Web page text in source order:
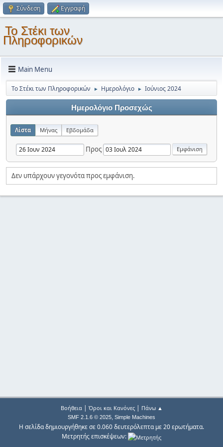
Σύνδεση Εγγραφή
Το Στέκι των
Πληροφορικών
Main Menu
Το Στέκι των Πληροφορικών ► Ημερολόγιο ► Ιούνιος 2024
Ημερολόγιο Προσεχώς
Λίστα Μήνας Εβδομάδα
Προς
Δεν υπάρχουν γεγονότα προς εμφάνιση.
Βοήθεια| Όροι και Κανόνες| Πάνω ▲
SMF 2.1.6 © 2025, Simple Machines
Η σελίδα δημιουργήθηκε σε 0.060 δευτερόλεπτα με 20 ερωτήματα.
Μετρητής επισκέψεων: